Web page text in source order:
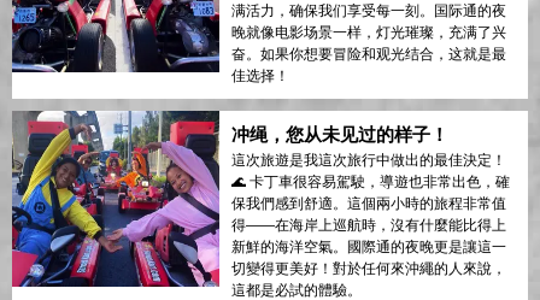
满活力，确保我们享受每一刻。国际通的夜
晚就像电影场景一样，灯光璀璨，充满了兴
奋。如果你想要冒险和观光结合，这就是最
佳选择！
冲绳，您从未见过的样子！
這次旅遊是我這次旅行中做出的最佳決定！
🌊 卡丁車很容易駕駛，導遊也非常出色，確
保我們感到舒適。這個兩小時的旅程非常值
得——在海岸上巡航時，沒有什麼能比得上
新鮮的海洋空氣。國際通的夜晚更是讓這一
切變得更美好！對於任何來沖繩的人來說，
這都是必試的體驗。